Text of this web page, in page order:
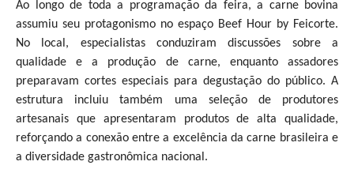
Ao longo de toda a programação da feira, a carne bovina
assumiu seu protagonismo no espaço Beef Hour by Feicorte.
No local, especialistas conduziram discussões sobre a
qualidade e a produção de carne, enquanto assadores
preparavam cortes especiais para degustação do público. A
estrutura incluiu também uma seleção de produtores
artesanais que apresentaram produtos de alta qualidade,
reforçando a conexão entre a excelência da carne brasileira e
a diversidade gastronômica nacional.